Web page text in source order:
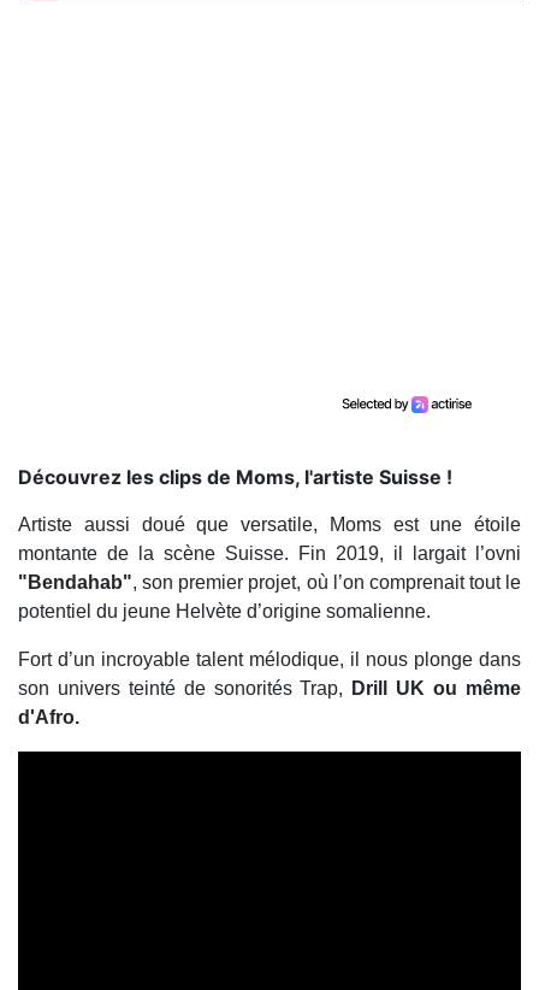
Découvrez les clips de Moms, l'artiste Suisse !
Artiste aussi doué que versatile, Moms est une étoile
montante de la scène Suisse. Fin 2019, il largait l’ovni
"Bendahab", son premier projet, où l’on comprenait tout le
potentiel du jeune Helvète d’origine somalienne.
Fort d’un incroyable talent mélodique, il nous plonge dans
son univers teinté de sonorités Trap,
Drill UK ou même
d'Afro.